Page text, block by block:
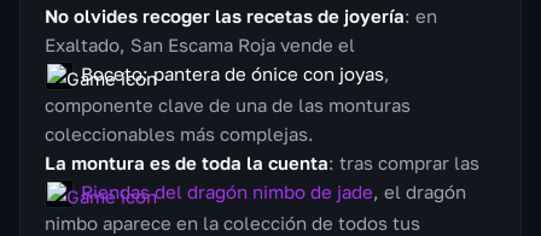
No olvides recoger las recetas de joyería: en
Exaltado, San Escama Roja vende el
Boceto: pantera de ónice con joyas,
componente clave de una de las monturas
coleccionables más complejas.
La montura es de toda la cuenta: tras comprar las
Riendas del dragón nimbo de jade, el dragón
nimbo aparece en la colección de todos tus